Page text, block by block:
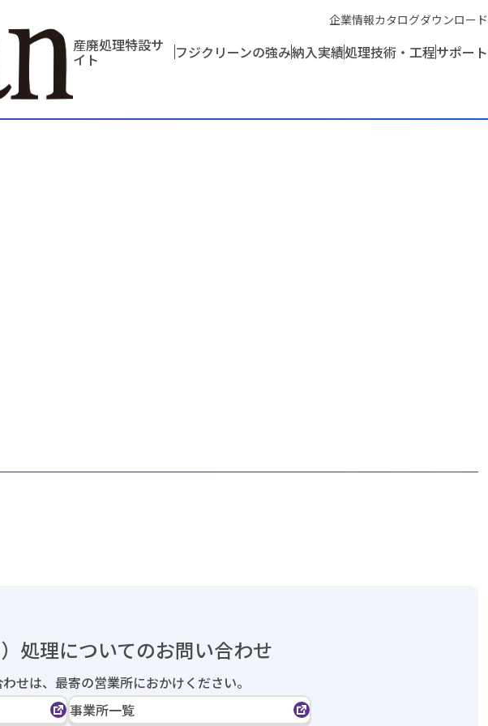
企業情報カタログダウンロード
産廃処理特設サ
イト フジクリーンの強み納入実績処理技術・工程サポート
処理についてのお問い合わせ
せは、 最寄の営業所におかけください。
事業所一覧